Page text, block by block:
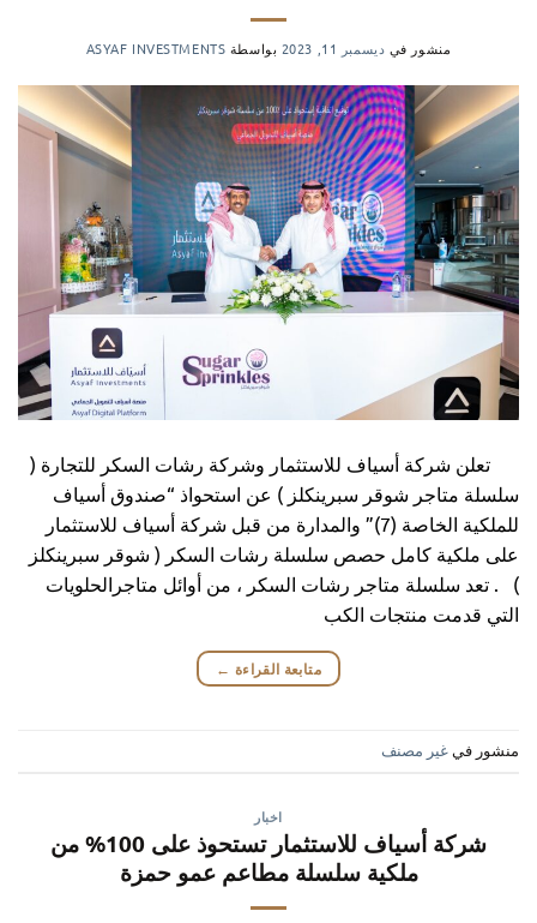
منشور في ديسمبر 11, 2023 بواسطة ASYAF INVESTMENTS
تعلن شركة أسياف للاستثمار وشركة رشات السكر للتجارة (
سلسلة متاجر شوقر سبرينكلز ) عن استحواذ “صندوق أسياف
للملكية الخاصة (7)” والمدارة من قبل شركة أسياف للاستثمار
على ملكية كامل حصص سلسلة رشات السكر ( شوقر سبرينكلز
) . تعد سلسلة متاجر رشات السكر ، من أوائل متاجرالحلويات
التي قدمت منتجات الكب
متابعة القراءة ←
منشور في غير مصنف
اخبار
شركة أسياف للاستثمار تستحوذ على 100% من
ملكية سلسلة مطاعم عمو حمزة